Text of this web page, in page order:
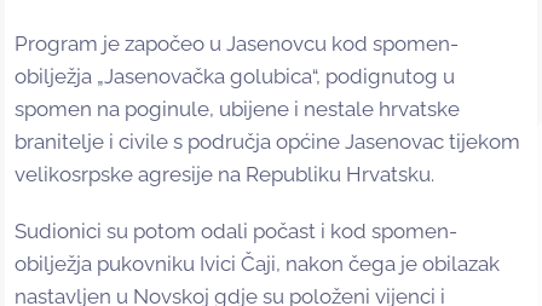
Program je započeo u Jasenovcu kod spomen-
obilježja „Jasenovačka golubica“, podignutog u
spomen na poginule, ubijene i nestale hrvatske
branitelje i civile s područja općine Jasenovac tijekom
velikosrpske agresije na Republiku Hrvatsku.
Sudionici su potom odali počast i kod spomen-
obilježja pukovniku Ivici Čaji, nakon čega je obilazak
nastavljen u Novskoj gdje su položeni vijenci i